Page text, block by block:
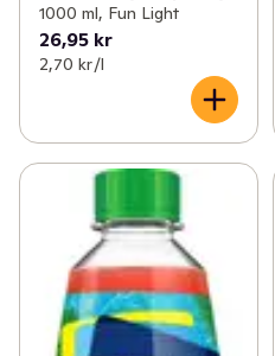
1000 ml, Fun Light
26,95 kr
2,70 kr /l